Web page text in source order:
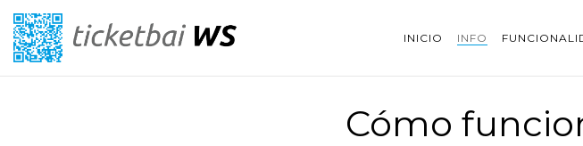
INICIO INFO
Cómo